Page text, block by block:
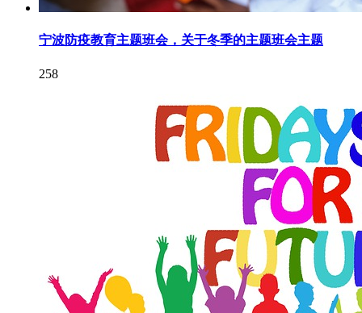
宁波防疫教育主题班会，关于冬季的主题班会主题
258